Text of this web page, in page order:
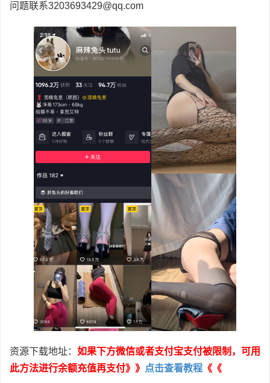
问题联系3203693429@qq.com
资源下载地址： 如果下方微信或者支付宝支付被限制，可用
此方法进行余额充值再支付》》 点击查看教程 《《